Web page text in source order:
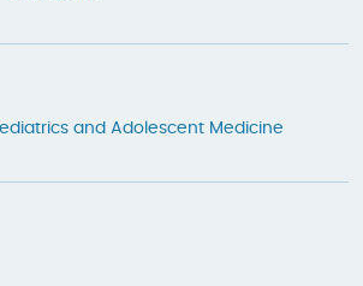
and Adolescent Medicine